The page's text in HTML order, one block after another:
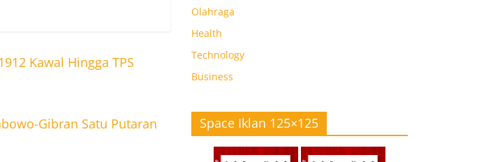
Kawal Hingga TPS
Gibran Satu Putaran
Olahraga
Health
Technology
Business
Space Iklan 125×125